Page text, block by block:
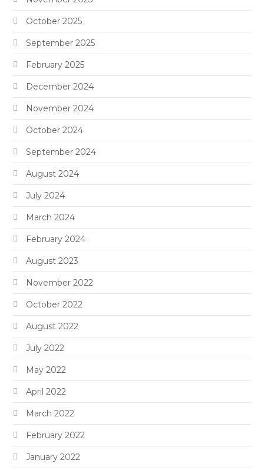
October 2025
September 2025
February 2025
December 2024
November 2024
October 2024
September 2024
August 2024
July 2024
March 2024
February 2024
August 2023
November 2022
October 2022
August 2022
July 2022
May 2022
April 2022
March 2022
February 2022
January 2022